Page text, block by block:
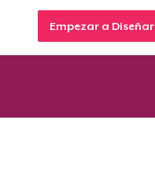
Empezar a Diseñar